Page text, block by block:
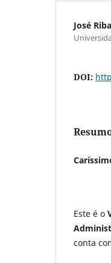
José
DOI:
Este é o
conta